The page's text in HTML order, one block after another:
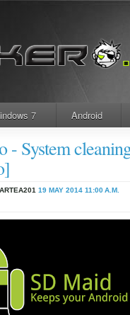
7 Android
- System
19 MAY 2014 11:00 A.M.